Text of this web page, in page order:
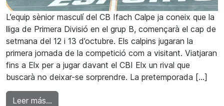
L’equip sènior masculí del CB Ifach Calpe ja coneix que la
lliga de Primera Divisió en el grup B, començarà el cap de
setmana del 12 i 13 d’octubre. Els calpins jugaran la
primera jornada de la competició com a visitant. Viatjaran
fins a Elx per a jugar davant el CBI Elx un rival que
buscarà no deixar-se sorprendre. La pretemporada […]
Leer más…